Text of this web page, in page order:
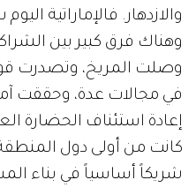
والازدهار. فالإماراتية
وهناك فرق كبير بين
وصلت المريخ، وتصدرت
في مجالات عدة، وحققت
إعادة استئناف الحضارة
كانت من أولى دول
شريكاً أساسياً في بناء